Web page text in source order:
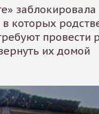
в которых
провести
их домой